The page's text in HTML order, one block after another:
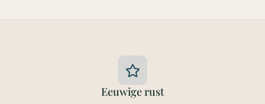
Eeuwige rust